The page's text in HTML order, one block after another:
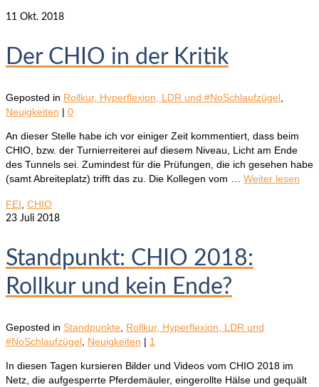
11 Okt. 2018
Der CHIO in der Kritik
Geposted in Rollkur, Hyperflexion, LDR und #NoSchlaufzügel
Neuigkeiten | 0
An dieser Stelle habe ich vor einiger Zeit kommentiert, dass beim
CHIO, bzw. der Turnierreiterei auf diesem Niveau, Licht am Ende
des Tunnels sei. Zumindest für die Prüfungen, die ich gesehen habe
(samt Abreiteplatz) trifft das zu. Die Kollegen vom … Weiter lesen
FEI CHIO
23 Juli 2018
Standpunkt: CHIO 2018:
Rollkur und kein Ende?
Geposted in Standpunkte Rollkur, Hyperflexion, LDR und
#NoSchlaufzügel Neuigkeiten | 1
In diesen Tagen kursieren Bilder und Videos vom CHIO 2018 im
Netz, die aufgesperrte Pferdemäuler, eingerollte Hälse und gequält